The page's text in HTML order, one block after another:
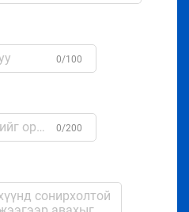
0/100
0/200